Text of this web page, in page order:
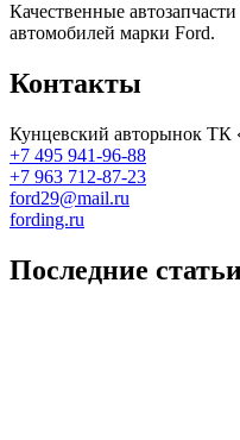
Качественные
автомобилей марки Ford.
Контакты
Кунцевский авторынок ТК
+7 495 941-96-88
+7 963 712-87-23
ford29@mail.ru
fording.ru
Последние